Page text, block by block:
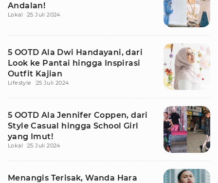
Andalan!
Lokal 25 Juli 2024
5 OOTD Ala Dwi Handayani, dari
Look ke Pantai hingga Inspirasi
Outfit Kajian
Lifestyle 25 Juli 2024
5 OOTD Ala Jennifer Coppen, dari
Style Casual hingga School Girl
yang Imut!
Lokal 25 Juli 2024
Menangis Terisak, Wanda Hara